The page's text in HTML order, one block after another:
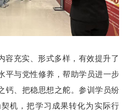
容充实、形式多样，有效提升了
平与党性修养，帮助学员进一步
钙、把稳思想之舵。参训学员纷
机，把学习成果转化为实际行